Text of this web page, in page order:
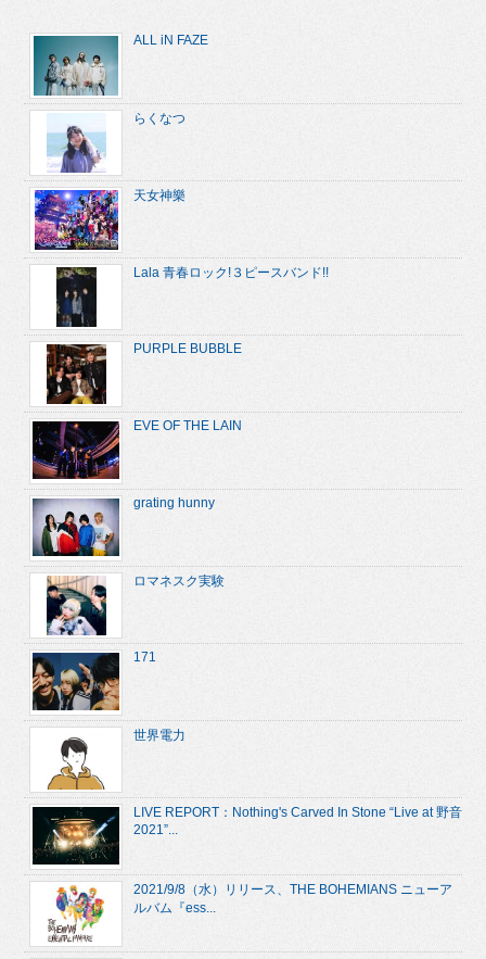
ALL iN FAZE
らくなつ
天女神樂
Lala 青春ロック!３ピースバンド!!
PURPLE BUBBLE
EVE OF THE LAIN
grating hunny
ロマネスク実験
171
世界電力
LIVE REPORT：Nothing's Carved In Stone “Live at 野音
2021”...
2021/9/8（水）リリース、THE BOHEMIANS ニューア
ルバム『ess...